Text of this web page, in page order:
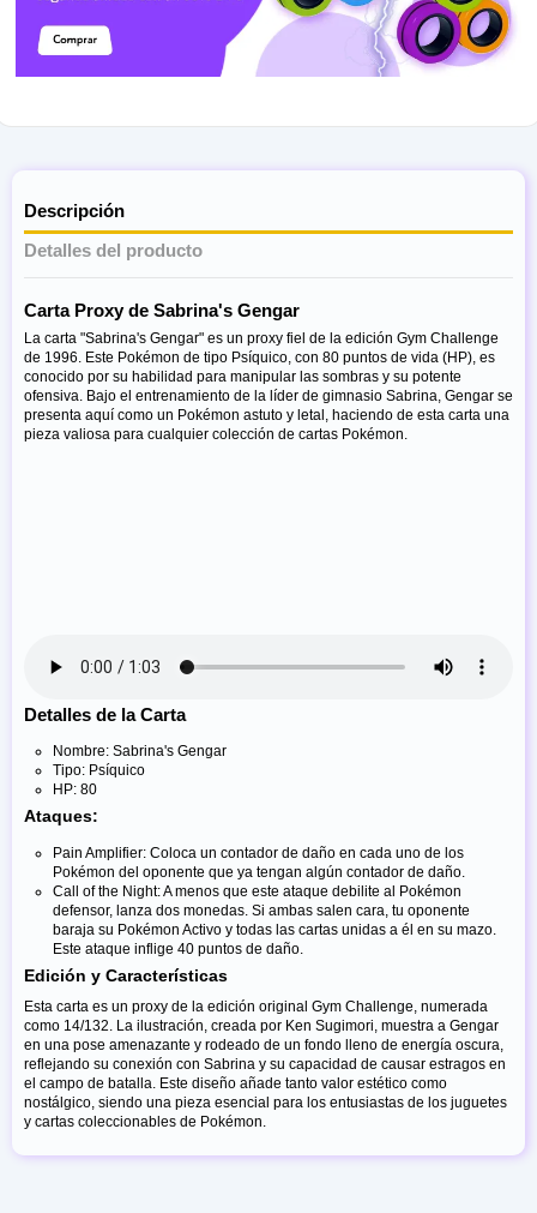
Descripción
Detalles del producto
Carta Proxy de Sabrina's Gengar
La carta "Sabrina's Gengar" es un proxy fiel de la edición Gym Challenge
de 1996. Este Pokémon de tipo Psíquico, con 80 puntos de vida (HP), es
conocido por su habilidad para manipular las sombras y su potente
ofensiva. Bajo el entrenamiento de la líder de gimnasio Sabrina, Gengar se
presenta aquí como un Pokémon astuto y letal, haciendo de esta carta una
pieza valiosa para cualquier colección de cartas Pokémon.
Detalles de la Carta
Nombre: Sabrina's Gengar
Tipo: Psíquico
HP: 80
Ataques:
Pain Amplifier: Coloca un contador de daño en cada uno de los
Pokémon del oponente que ya tengan algún contador de daño.
Call of the Night: A menos que este ataque debilite al Pokémon
defensor, lanza dos monedas. Si ambas salen cara, tu oponente
baraja su Pokémon Activo y todas las cartas unidas a él en su mazo.
Este ataque inflige 40 puntos de daño.
Edición y Características
Esta carta es un proxy de la edición original Gym Challenge, numerada
como 14/132. La ilustración, creada por Ken Sugimori, muestra a Gengar
en una pose amenazante y rodeado de un fondo lleno de energía oscura,
reflejando su conexión con Sabrina y su capacidad de causar estragos en
el campo de batalla. Este diseño añade tanto valor estético como
nostálgico, siendo una pieza esencial para los entusiastas de los juguetes
y cartas coleccionables de Pokémon.